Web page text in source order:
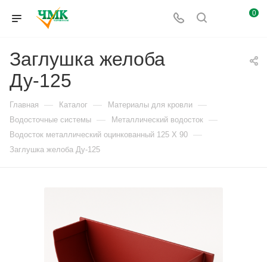
0
Заглушка желоба
Ду-125
Главная — Каталог — Материалы для кровли —
Водосточные системы — Металлический водосток —
Водосток металлический оцинкованный 125 X 90 —
Заглушка желоба Ду-125